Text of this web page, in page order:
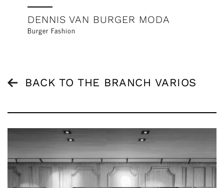
DENNIS VAN BURGER MODA
Burger Fashion
BACK TO THE BRANCH VARIOS